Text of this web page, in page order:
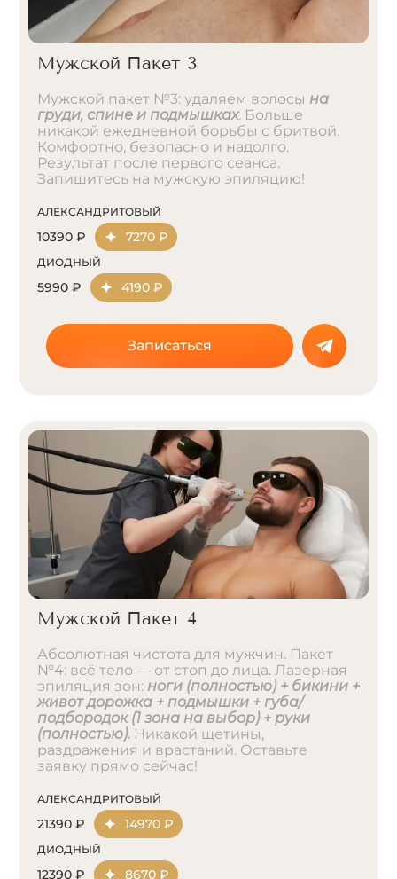
Мужской Пакет 3
Мужской пакет №3: удаляем волосы на
груди, спине и подмышках. Больше
никакой ежедневной борьбы с бритвой.
Комфортно, безопасно и надолго.
Результат после первого сеанса.
Запишитесь на мужскую эпиляцию!
АЛЕКСАНДРИТОВЫЙ
10390 ₽ 7270 ₽
ДИОДНЫЙ
5990 ₽ 4190 ₽
Записаться
Мужской Пакет 4
Абсолютная чистота для мужчин. Пакет
№4: всё тело — от стоп до лица. Лазерная
эпиляция зон: ноги (полностью) + бикини +
живот дорожка + подмышки + губа/
подбородок (1 зона на выбор) + руки
(полностью). Никакой щетины,
раздражения и врастаний. Оставьте
заявку прямо сейчас!
АЛЕКСАНДРИТОВЫЙ
21390 ₽ 14970 ₽
ДИОДНЫЙ
12390 ₽ 8670 ₽